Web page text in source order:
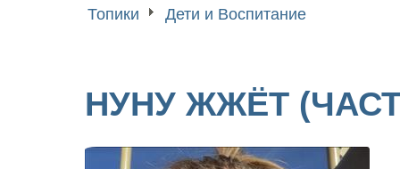
Топики Дети и Воспитание
НУНУ ЖЖЁТ